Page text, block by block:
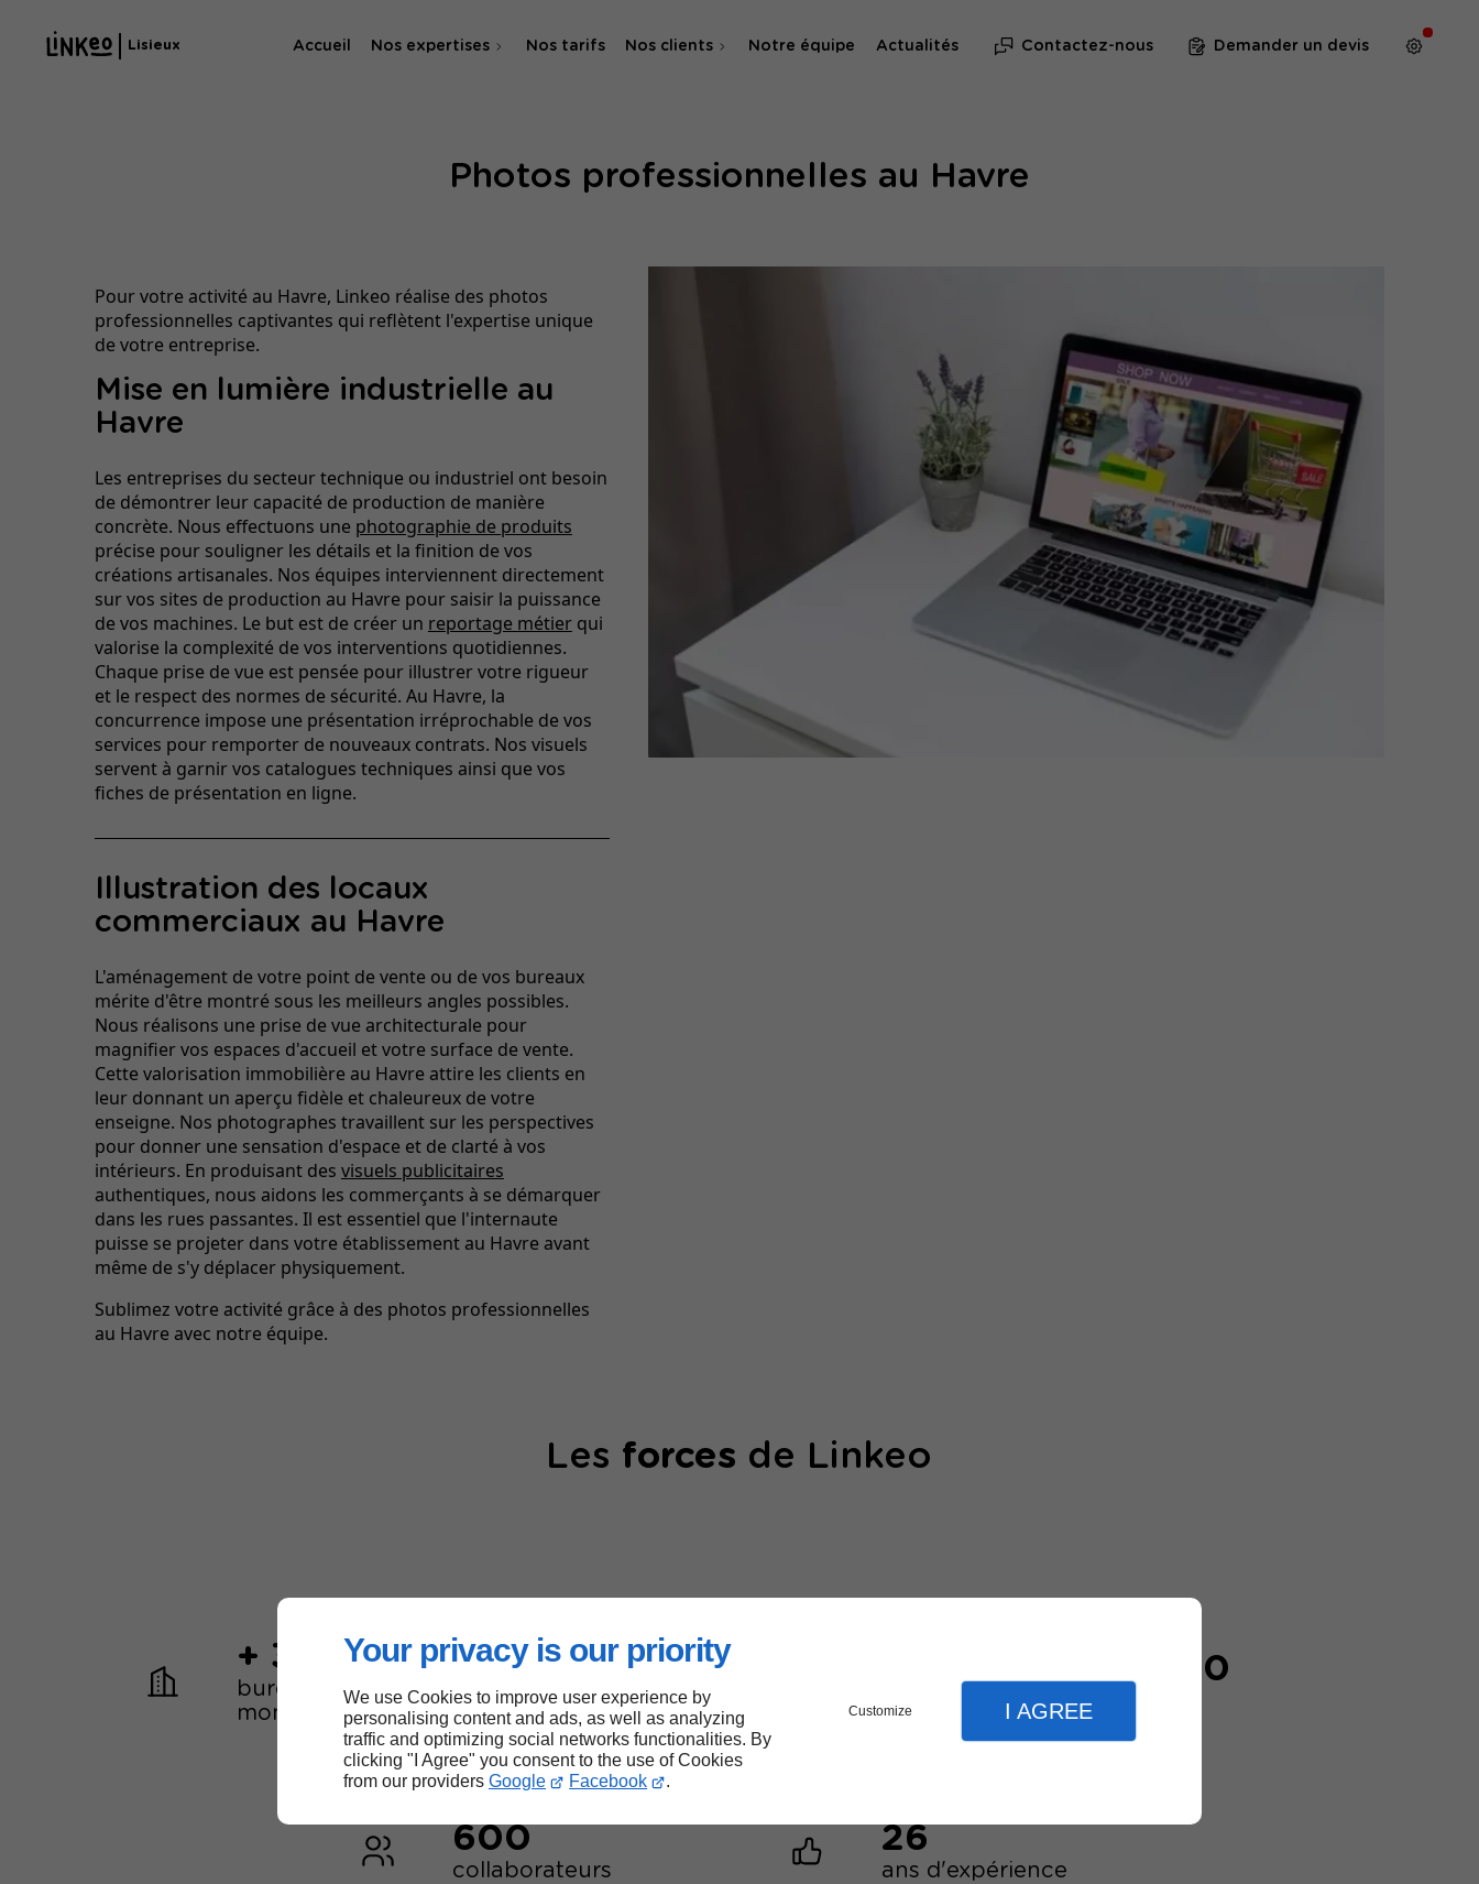
Your privacy is our priority
We use Cookies to improve user experience by
personalising content and ads, as well as analyzing
traffic and optimizing social networks functionalities. By
clicking "I Agree" you consent to the use of Cookies
from our providers Google Facebook .
Customize I AGREE
Lisieux Accueil Nos expertises
Agence SEA & SMA
Nos tarifs Nos clients Notre équipe Actualités Contactez-nous Demander un devis
Photos professionnelles au Havre
Pour votre activité au Havre, Linkeo réalise des photos
professionnelles captivantes qui reflètent l'expertise unique
de votre entreprise.
Mise en lumière industrielle au
Havre
Les entreprises du secteur technique ou industriel ont besoin
de démontrer leur capacité de production de manière
concrète. Nous effectuons une photographie de produits
précise pour souligner les détails et la finition de vos
créations artisanales. Nos équipes interviennent directement
sur vos sites de production au Havre pour saisir la puissance
de vos machines. Le but est de créer un reportage métierqui
valorise la complexité de vos interventions quotidiennes.
Chaque prise de vue est pensée pour illustrer votre rigueur
et le respect des normes de sécurité. Au Havre, la
concurrence impose une présentation irréprochable de vos
services pour remporter de nouveaux contrats. Nos visuels
servent à garnir vos catalogues techniques ainsi que vos
fiches de présentation en ligne.
Illustration des locaux
commerciaux au Havre
L'aménagement de votre point de vente ou de vos bureaux
mérite d'être montré sous les meilleurs angles possibles.
Nous réalisons une prise de vue architecturale pour
magnifier vos espaces d'accueil et votre surface de vente.
Cette valorisation immobilière au Havre attire les clients en
leur donnant un aperçu fidèle et chaleureux de votre
enseigne. Nos photographes travaillent sur les perspectives
pour donner une sensation d'espace et de clarté à vos
intérieurs. En produisant des visuels publicitaires
authentiques, nous aidons les commerçants à se démarquer
dans les rues passantes. Il est essentiel que l'internaute
puisse se projeter dans votre établissement au Havre avant
même de s'y déplacer physiquement.
Sublimez votre activité grâce à des photos professionnelles
au Havre avec notre équipe.
Les forces de Linkeo
+ 30
bureaux dans le
monde
40000
sites web créés
20000
600
collaborateurs
26
ans d'expérience